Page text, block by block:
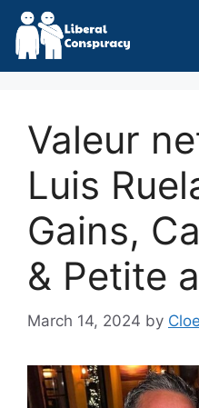
Skip
content
Valeur
Luis
Gains,
& Petite
March 14, 2024 by